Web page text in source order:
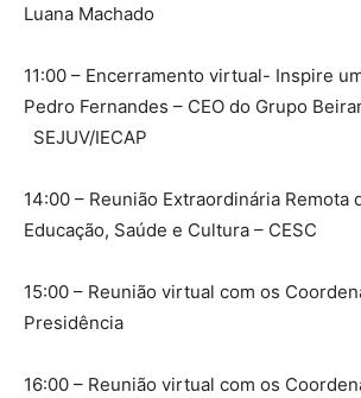
Luana Machado
11:00 – Encerramento virtual- Inspire
Pedro Fernandes – CEO do Grupo
SEJUV/IECAP
14:00 – Reunião Extraordinária Remota
Educação, Saúde e Cultura – CESC
15:00 – Reunião virtual com os
Presidência
16:00 – Reunião virtual com os